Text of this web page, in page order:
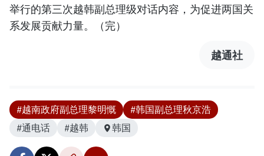
举行的第三次越韩副总理级对话内容，为促进两国关
系发展贡献力量。（完）
越通社
#越南政府副总理黎明慨
#韩国副总理秋京浩
#通电话
#越韩 韩国